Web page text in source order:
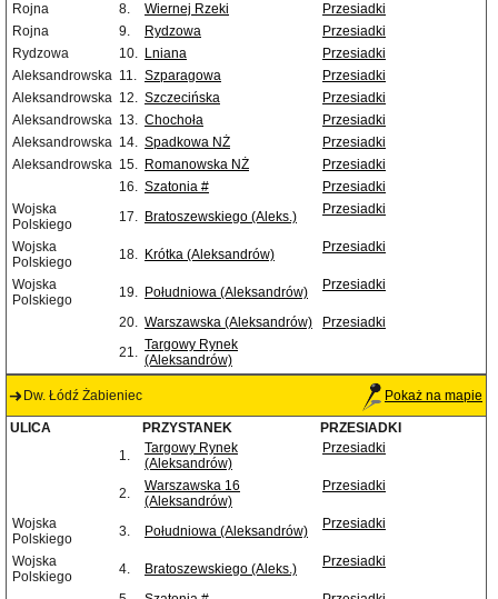
Rojna
8. Wiernej Rzeki
Przesiadki
Rojna
9. Rydzowa
Przesiadki
Rydzowa
10. Lniana
Przesiadki
Aleksandrowska 11. Szparagowa
Przesiadki
Aleksandrowska 12. Szczecińska
Przesiadki
Aleksandrowska 13. Chochoła
Przesiadki
Aleksandrowska 14. Spadkowa NŻ
Przesiadki
Aleksandrowska 15. Romanowska NŻ
Przesiadki
16. Szatonia #
Przesiadki
Wojska
Polskiego
17. Bratoszewskiego (Aleks.) Przesiadki
Wojska
Polskiego
18. Krótka (Aleksandrów) Przesiadki
Wojska
Polskiego
19. Południowa (Aleksandrów) Przesiadki
20. Warszawska (Aleksandrów)
Przesiadki
21. Targowy Rynek
(Aleksandrów)
Dw. Łódź Żabieniec Pokaż na mapie
ULICA PRZYSTANEK
PRZESIADKI
1.
Targowy Rynek
(Aleksandrów)
Przesiadki
2.
Warszawska 16
(Aleksandrów)
Przesiadki
Wojska
Polskiego
3. Południowa (Aleksandrów) Przesiadki
Wojska
Polskiego
4. Bratoszewskiego (Aleks.) Przesiadki